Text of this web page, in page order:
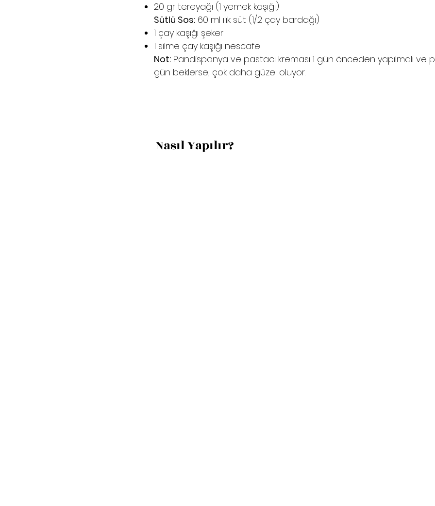
20 gr tereyağı (1 yemek kaşığı)
Sütlü Sos: 60 ml ılık süt (1/2 çay bardağı)
1 çay kaşığı şeker
1 silme çay kaşığı nescafe
Not: Pandispanya ve pastacı kreması 1 gün önceden yapılmalı ve
gün beklerse, çok daha güzel oluyor.
Nasıl Yapılır?